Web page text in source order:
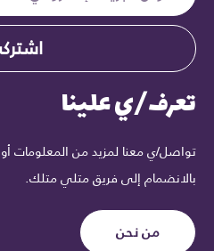
تعرف/ي علينا
تواصل/ي معنا لمزيد من المعلومات
بالانضمام إلى فريق متلي متلك.
من نحن